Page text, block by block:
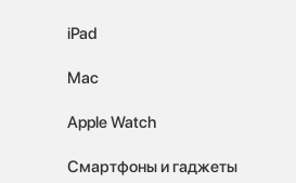
iPad
Mac
Apple Watch
Смартфоны и гаджеты